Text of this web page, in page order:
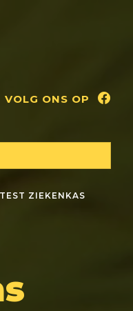
VOLG ONS OP
ZIEKENKAS